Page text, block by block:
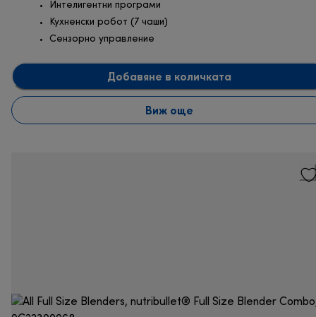
Интелигентни програми
Кухненски робот (7 чаши)
Сензорно управление
Добавяне в количката
Виж още